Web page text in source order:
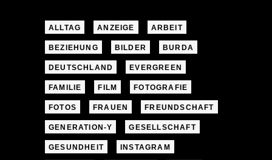
ALLTAG ANZEIGE ARBEIT
BEZIEHUNG BILDER BURDA
DEUTSCHLAND EVERGREEN
FAMILIE FILM FOTOGRAFIE
FOTOS FRAUEN FREUNDSCHAFT
GENERATION-Y GESELLSCHAFT
GESUNDHEIT INSTAGRAM